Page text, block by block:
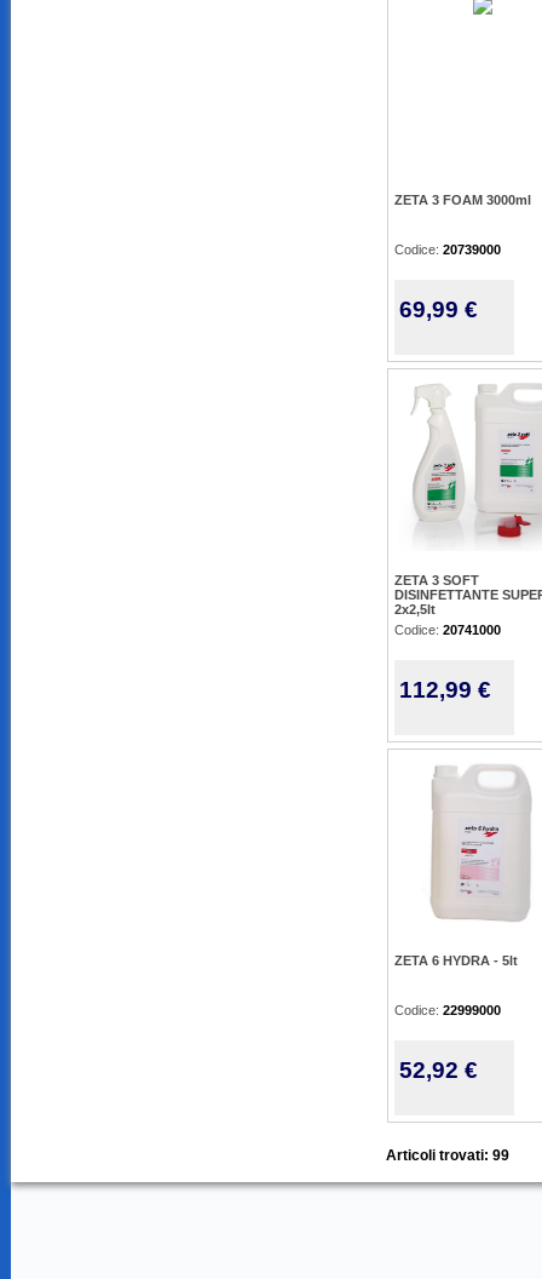
ZETA 3 FOAM 3000ml
Codice: 20739000
69,99 €
ZETA 3 SOFT
DISINFETTANTE
2x2,5lt
Codice: 20741000
112,99 €
ZETA 6 HYDRA - 5lt
Codice: 22999000
52,92 €
Articoli trovati: 99